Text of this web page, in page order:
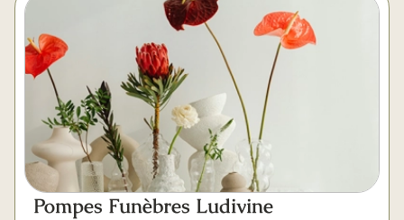
Pompes Funèbres Ludivine